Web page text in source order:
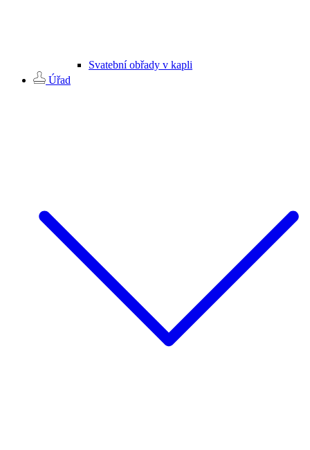
Svatební obřady v kapli
Úřad